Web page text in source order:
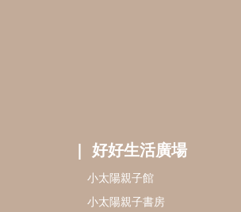
小太陽親子書房
2345 (週一～週五 9:00～18:00)